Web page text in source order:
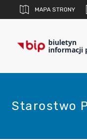
MAPA STRONY
biuletyn
informacji
Starostwo